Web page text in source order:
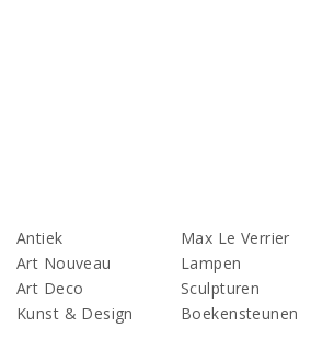
Antiek
Art Nouveau
Art Deco
Kunst & Design
Max Le Verrier
Lampen
Sculpturen
Boekensteunen